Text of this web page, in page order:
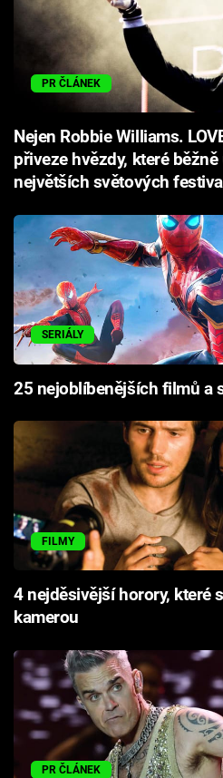
PR ČLÁNEK
Nejen Robbie Williams.
přiveze hvězdy, které
největších světových
SERIÁLY
25 nejoblíbenějších filmů a
FILMY
4 nejděsivější horory, které
kamerou
PR ČLÁNEK